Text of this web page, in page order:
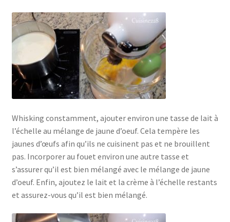
Whisking constamment, ajouter environ une tasse de lait à
l’échelle au mélange de jaune d’oeuf. Cela tempère les
jaunes d’œufs afin qu’ils ne cuisinent pas et ne brouillent
pas. Incorporer au fouet environ une autre tasse et
s’assurer qu’il est bien mélangé avec le mélange de jaune
d’oeuf. Enfin, ajoutez le lait et la crème à l’échelle restants
et assurez-vous qu’il est bien mélangé.